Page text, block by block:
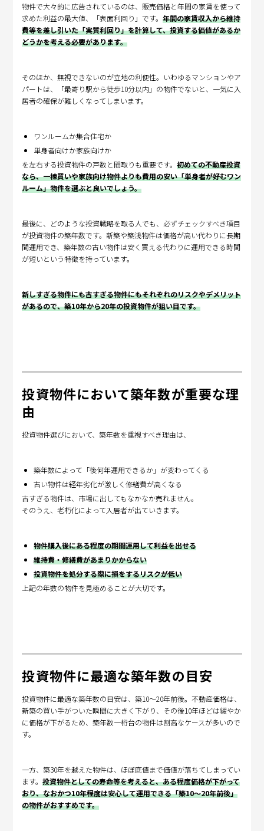
物件で大々的に広告されているのは、販売価格と年間の家賃を使って
求めた利益の最大値、「表面利回り」です。年間の家賃収入から維持
費等を差し引いた「実質利回り」を計算して、投資する価値があるか
どうかを考える必要があります。
そのほか、無視できないのが立地の利便性。いわゆるマンションやア
パートは、「最寄り駅から徒歩10分以内」の物件でないと、一気に入
居者の確保が難しくなってしまいます。
ワンルームか集合住宅か
単身者向けか家族向けか
を左右する投資物件の戸数と間取りも重要です。初めての不動産投資
なら、一棟買いや家族向け物件よりも費用の安い「単身者が好むワン
ルーム」物件を選ぶと良いでしょう。
最後に、どのような投資戦略を取る人でも、必ずチェックすべき項目
が投資物件の築年数です。新築や築浅物件は価格が高い代わりに長期
間運用でき、築年数の古い物件は安く買える代わりに運用できる時間
が短いという特徴を持っています。
新しすぎる物件にも古すぎる物件にもそれぞれのリスクやデメリット
があるので、築10年から20年の投資物件が狙い目です。
投資物件において築年数が重要な理
由
投資物件選びにおいて、築年数を重視すべき理由は、
築年数によって「後何年運用できるか」が変わってくる
古い物件は経年劣化が激しく修繕費が高くなる
古すぎる物件は、市場に出してもなかなか売れません。
そのうえ、老朽化によって入居者が出ていきます。
物件購入後にある程度の期間運用して利益を出せる
維持費・修繕費があまりかからない
投資物件を処分する際に損をするリスクが低い
上記の年数の物件を見極めることが大切です。
投資物件に最適な築年数の目安
投資物件に最適な築年数の目安は、築10～20年前後。不動産価格は、
新築の買い手がついた瞬間に大きく下がり、その後10年ほどは緩やか
に価格が下がるため、築年数一桁台の物件は割高なケースが多いので
す。
一方、築30年を越えた物件は、ほぼ底値まで価値が落ちてしまってい
ます。投資物件としての寿命等を考えると、ある程度価格が下がって
おり、なおかつ10年程度は安心して運用できる「築10～20年前後」
の物件がおすすめです。